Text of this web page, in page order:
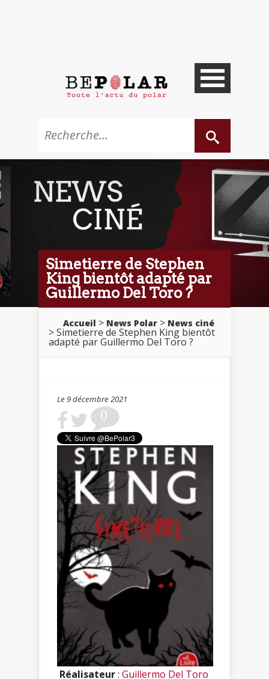
Simetierre de Stephen
King bientôt adapté par
Guillermo Del Toro ?
Accueil > News Polar > News ciné
> Simetierre de Stephen King bientôt
adapté par Guillermo Del Toro ?
Le 9 décembre 2021
0
Réalisateur: Guillermo Del Toro